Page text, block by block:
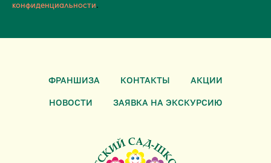
конфиденциальности.
ФРАНШИЗА КОНТАКТЫ АКЦИИ
НОВОСТИ ЗАЯВКА НА ЭКСКУРСИЮ